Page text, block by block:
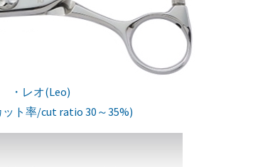
・レオ(Leo)
ット率/cut ratio 30～35%)